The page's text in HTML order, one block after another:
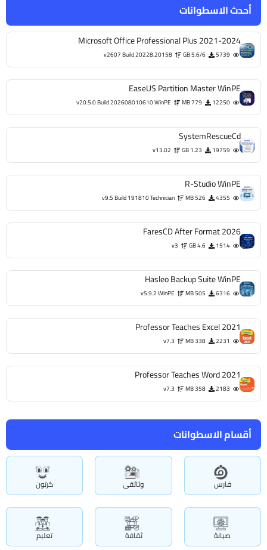
أقسام الاسطوانات
فارس وثائقى كرتون
صيانة ثقافة تعليم
أحدث الاسطوانات
Microsoft Office Professional Plus 2021-2024
5739
5.6/6 GB
v2607 Build 20228.20158
EaseUS Partition Master WinPE
12250
779 MB
v20.5.0 Build 202608010610 WinPE
SystemRescueCd
19759
1.23 GB
v13.02
R-Studio WinPE
4355
526 MB
v9.5 Build 191810 Technician
FaresCD After Format 2026
1514
4.6 GB
v3
Hasleo Backup Suite WinPE
6316
505 MB
v5.9.2 WinPE
Professor Teaches Excel 2021
2231
338 MB
v7.3
Professor Teaches Word 2021
2183
358 MB
v7.3